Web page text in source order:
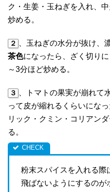
ク・生姜・玉ねぎを入れ、
炒める。
２ 、玉ねぎの水分が抜け、
茶色になったら、ざく切り
～3分ほど炒める。
３ 、トマトの果実が崩れて
って皮が縮れるくらいにな
リック・クミン・コリアン
る。
粉末スパイスを入れる際
飛ばないようにするのが